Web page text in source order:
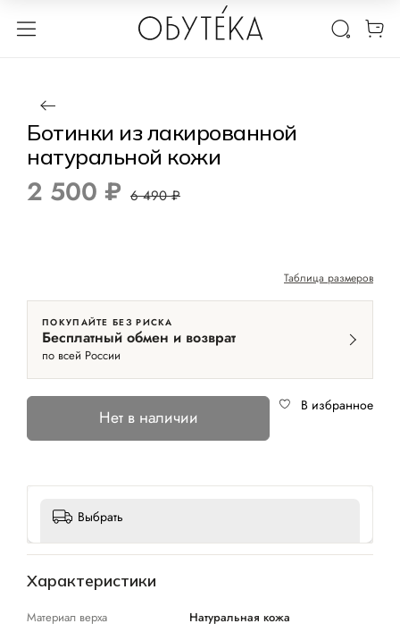
1 / 4
Ботинки из лакированной
натуральной кожи
2 500 ₽ 6 490 ₽
Таблица размеров
ПОКУПАЙТЕ БЕЗ РИСКА
Бесплатный обмен и возврат
по всей России
Нет в наличии
В избранное
Выбрать
Характеристики
Материал верха
Натуральная кожа